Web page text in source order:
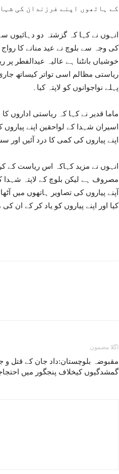
کے ہاتھوں اپنے فرزندان کی
انہوں نے کہا کہ گزشتہ دو دہائیوں
کی وجہ سے بلوچ نے عید منانے کا
خوشیاں بانٹنا ہے عالیہ عیدالفطر
ریاستی مظالم اسی تواتر کیساتھ
پہلے نواجوانوں کو لاپتہ کیا۔
ماما قدیر نے کہا کہ ریاستی اداروں
اسیران شہدا کے لواحقین اپنے
اپنے پیاروں کی کمی کا درد آئیں
انہوں نے مزید کہاکہ اس ریاست کے
مصروف ہے لیکن بلوچ کے لاپتہ
آپنے پیاروں کی تصاویر ہاتھوں میں
کیا اور اپنے پیاروں کو یاد کر کے ان
اگلا مضمون
مقبوضہ بلوچستان:داد جان کے قتل و
گمشدگیوں کیخلاف پنجگور میں